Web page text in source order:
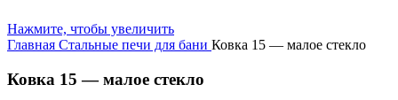
Нажмите, чтобы увеличить
Главная Стальные печи для бани Ковка 15 — малое стекло
Ковка 15 — малое стекло